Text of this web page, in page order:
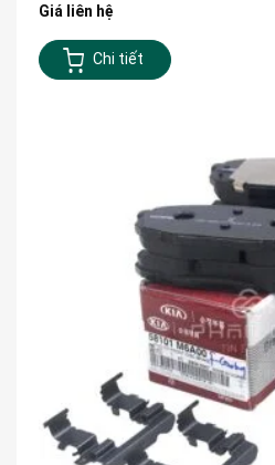
Giá liên hệ
Chi tiết